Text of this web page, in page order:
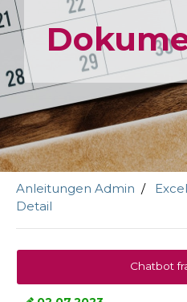
Anleitungen Admin
Detail
Chatbot